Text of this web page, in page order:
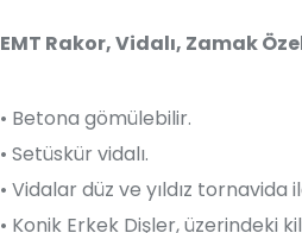
EMT Rakor, Vidalı, Zamak
• Betona gömülebilir.
• Setüskür vidalı.
• Vidalar düz ve yıldız tornavida
• Konik Erkek Dişler, üzerindeki